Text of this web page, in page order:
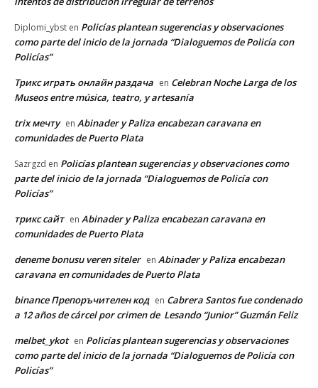
Diplomi_ybst en Policías plantean sugerencias y observaciones
como parte del inicio de la jornada “Dialoguemos de Policía con
Policías”
Трикс играть онлайн раздача en Celebran Noche Larga de los
Museos entre música, teatro, y artesanía
trix мечту en Abinader y Paliza encabezan caravana en
comunidades de Puerto Plata
Sazrgzd en Policías plantean sugerencias y observaciones como
parte del inicio de la jornada “Dialoguemos de Policía con
Policías”
трикс сайт en Abinader y Paliza encabezan caravana en
comunidades de Puerto Plata
deneme bonusu veren siteler en Abinader y Paliza encabezan
caravana en comunidades de Puerto Plata
binance Препоръчителен код en Cabrera Santos fue condenado
a 12 años de cárcel por crimen de Lesando “Junior” Guzmán Feliz
melbet_ykot en Policías plantean sugerencias y observaciones
como parte del inicio de la jornada “Dialoguemos de Policía con
Policías”